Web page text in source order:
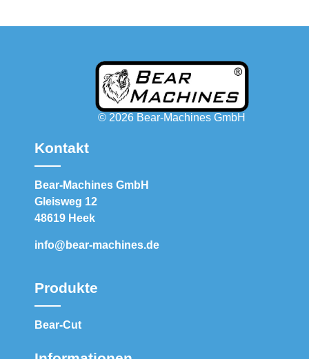
© 2026 Bear-Machines GmbH
Kontakt
Bear-Machines GmbH
Gleisweg 12
48619 Heek
info@bear-machines.de
Produkte
Bear-Cut